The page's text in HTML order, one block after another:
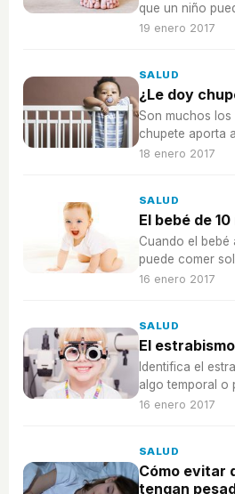
que un niño
ocasional, y
19 enero 2017
SALUD
¿Le doy
Son muchos los
chupete aporta
del bebé, te
18 enero 2017
SALUD
El bebé de
Cuando el bebé
puede comer
incluso puede
16 enero 2017
SALUD
El
Identifica el
algo temporal o
tratamientos
16 enero 2017
SALUD
Cómo evitar
tengan